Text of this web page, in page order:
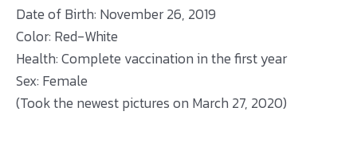
Date of Birth: November 26, 2019
Color: Red-White
Health: Complete vaccination in the first year
Sex: Female
(Took the newest pictures on March 27, 2020)